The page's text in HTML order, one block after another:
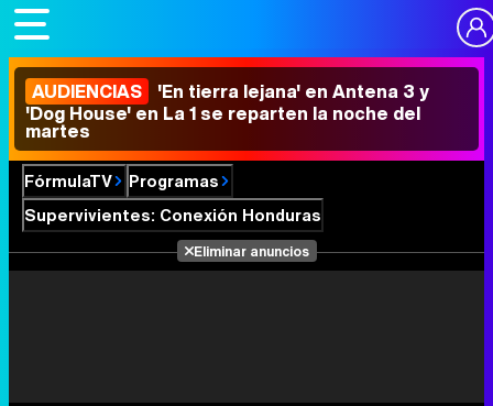
AUDIENCIAS 'En tierra lejana' en Antena 3 y
'Dog House' en La 1 se reparten la noche del
martes
FórmulaTV
Programas
Supervivientes: Conexión Honduras
Eliminar anuncios